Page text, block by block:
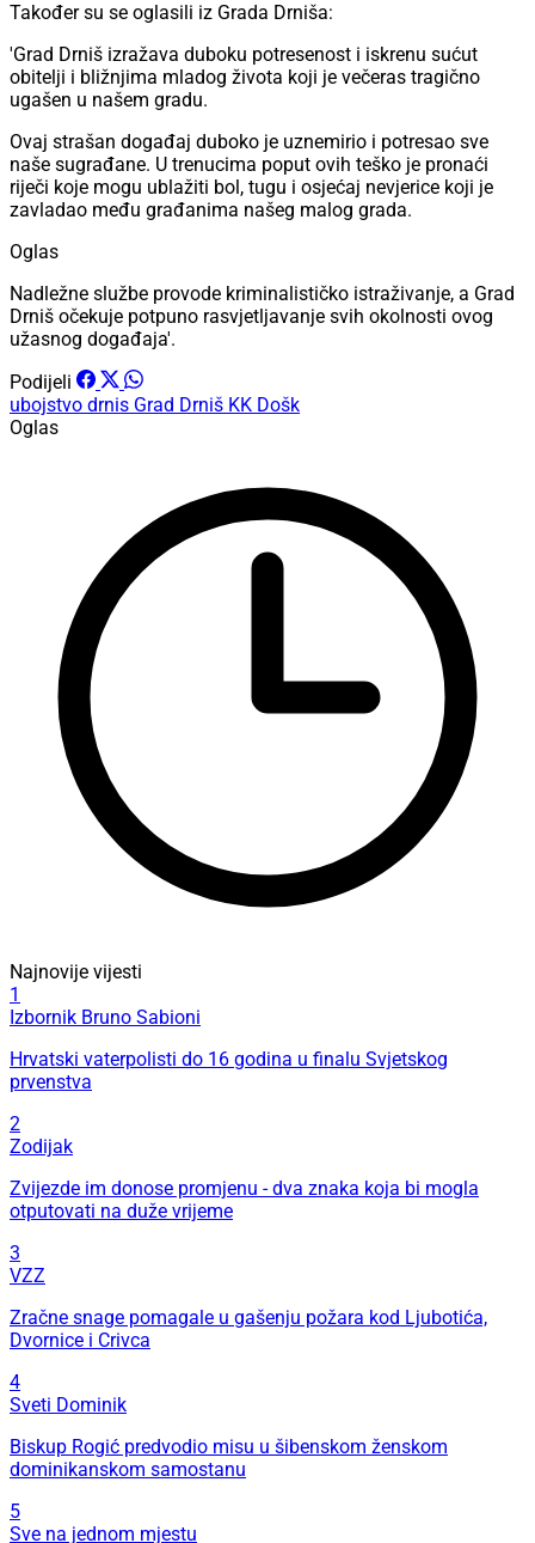
Također su se oglasili iz Grada Drniša:
'Grad Drniš izražava duboku potresenost i iskrenu sućut
obitelji i bližnjima mladog života koji je večeras tragično
ugašen u našem gradu.
Ovaj strašan događaj duboko je uznemirio i potresao sve
naše sugrađane. U trenucima poput ovih teško je pronaći
riječi koje mogu ublažiti bol, tugu i osjećaj nevjerice koji je
zavladao među građanima našeg malog grada.
Oglas
Nadležne službe provode kriminalističko istraživanje, a Grad
Drniš očekuje potpuno rasvjetljavanje svih okolnosti ovog
užasnog događaja'.
Podijeli
ubojstvo drnis Grad Drniš KK Došk
Oglas
Najnovije vijesti
1
Izbornik Bruno Sabioni
Hrvatski vaterpolisti do 16 godina u finalu Svjetskog
prvenstva
2
Zodijak
Zvijezde im donose promjenu - dva znaka koja bi mogla
otputovati na duže vrijeme
3
VZZ
Zračne snage pomagale u gašenju požara kod Ljubotića,
Dvornice i Crivca
4
Sveti Dominik
Biskup Rogić predvodio misu u šibenskom ženskom
dominikanskom samostanu
5
Sve na jednom mjestu